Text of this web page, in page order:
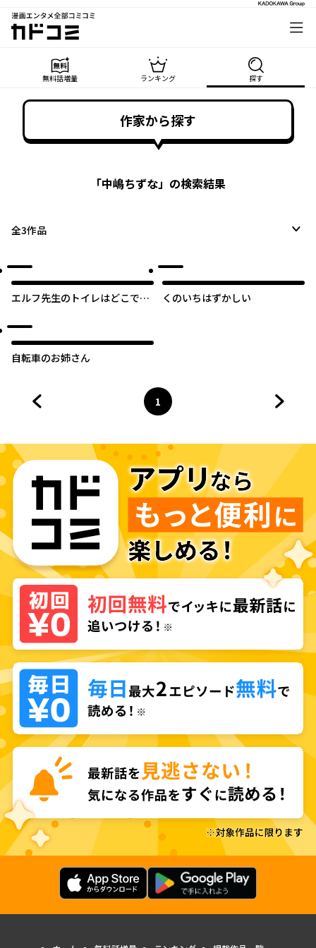
漫画エンタメ全部コミコミ
カドコミ
無料話増量 ランキング 探す
作家から探す
「中嶋ちずな」の検索結果
全3作品
エルフ先生のトイレはどこです
くのいちはずかしい
自転車のお姉さん
ページ
1
へ